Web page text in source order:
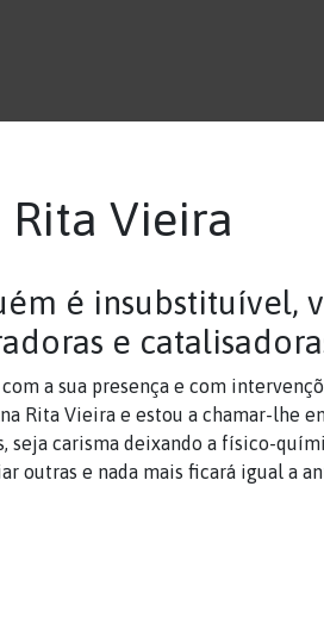
Rita Vieira
é insubstituível,
e
a sua presença e com
Rita Vieira e estou a chamar-lhe
seja carisma deixando a físico-
outras e nada mais ficará igual a